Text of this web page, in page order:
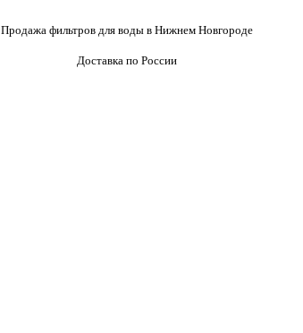
Продажа фильтров для воды в Нижнем Новгороде
Доставка по России